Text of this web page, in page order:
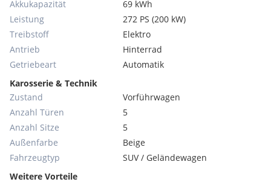
Akkukapazität
69 kWh
Leistung
272 PS (200 kW)
Treibstoff
Elektro
Antrieb
Hinterrad
Getriebeart
Automatik
Karosserie & Technik
Zustand
Vorführwagen
Anzahl Türen
5
Anzahl Sitze
5
Außenfarbe
Beige
Fahrzeugtyp
SUV / Geländewagen
Weitere Vorteile